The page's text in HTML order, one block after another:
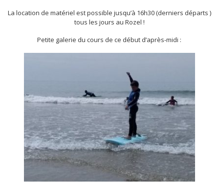
La location de matériel est possible jusqu’à 16h30 (derniers départs )
tous les jours au Rozel !
Petite galerie du cours de ce début d’après-midi :